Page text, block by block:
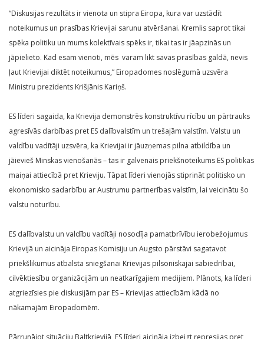
“Diskusijas rezultāts ir vienota un stipra Eiropa, kura var uzstādīt
noteikumus un prasības Krievijai sarunu atvēršanai. Kremlis saprot tikai
spēka politiku un mums kolektīvais spēks ir, tikai tas ir jāapzinās un
jāpielieto. Kad esam vienoti, mēs varam likt savas prasības galdā, nevis
ļaut Krievijai diktēt noteikumus,” Eiropadomes noslēgumā uzsvēra
Ministru prezidents Krišjānis Kariņš.
ES līderi sagaida, ka Krievija demonstrēs konstruktīvu rīcību un pārtrauks
agresīvās darbības pret ES dalībvalstīm un trešajām valstīm. Valstu un
valdību vadītāji uzsvēra, ka Krievijai ir jāuzņemas pilna atbildība un
jāievieš Minskas vienošanās – tas ir galvenais priekšnoteikums ES politikas
maiņai attiecībā pret Krieviju. Tāpat līderi vienojās stiprināt politisko un
ekonomisko sadarbību ar Austrumu partnerības valstīm, lai veicinātu šo
valstu noturību.
ES dalībvalstu un valdību vadītāji nosodīja pamatbrīvību ierobežojumus
Krievijā un aicināja Eiropas Komisiju un Augsto pārstāvi sagatavot
priekšlikumus atbalsta sniegšanai Krievijas pilsoniskajai sabiedrībai,
cilvēktiesību organizācijām un neatkarīgajiem medijiem. Plānots, ka līderi
atgriezīsies pie diskusijām par ES – Krievijas attiecībām kādā no
nākamajām Eiropadomēm.